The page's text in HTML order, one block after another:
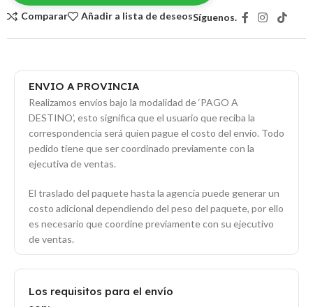
Comparar Añadir a lista de deseosSíguenos.
ENVIO A PROVINCIA
Realizamos envíos bajo la modalidad de ‘PAGO A
DESTINO’, esto significa que el usuario que reciba la
correspondencia será quien pague el costo del envío. Todo
pedido tiene que ser coordinado previamente con la
ejecutiva de ventas.
El traslado del paquete hasta la agencia puede generar un
costo adicional dependiendo del peso del paquete, por ello
es necesario que coordine previamente con su ejecutivo
de ventas.
Los requisitos para el envío